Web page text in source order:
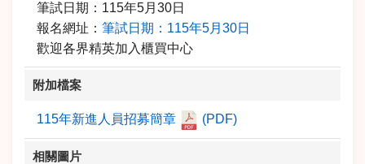
筆試日期： 115年5月 30日
報名網址： 筆試日期：115年5月30日
‍歡迎各界精英加入櫃買中心
附加檔案
115年新進人員招募簡章 (PDF)
相關圖片